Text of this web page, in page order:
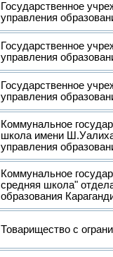
Государственное
управления
Государственное
управления
Государственное
управления
Коммунальное
школа имени
управления
Коммунальное
средняя школа"
образования
Товарищество с